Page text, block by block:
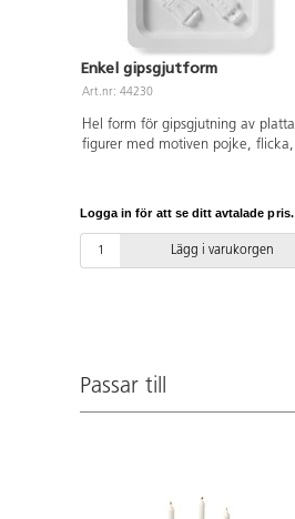
Enkel gipsgjutform
Art.nr: 44230
Hel form för gipsgjutning av platta
figurer med motiven pojke, flicka,
Logga in för att se ditt avtalade pris.
Lägg i varukorgen
Passar till